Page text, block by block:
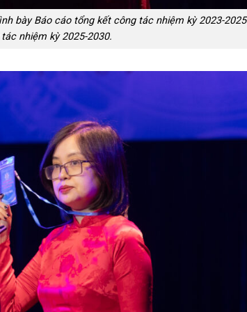
bày Báo cáo tổng kết công tác nhiệm kỳ 2023-
nhiệm kỳ 2025-2030.